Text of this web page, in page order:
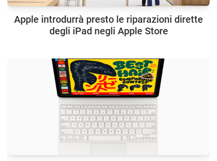
Apple introdurrà presto le riparazioni dirette
degli iPad negli Apple Store